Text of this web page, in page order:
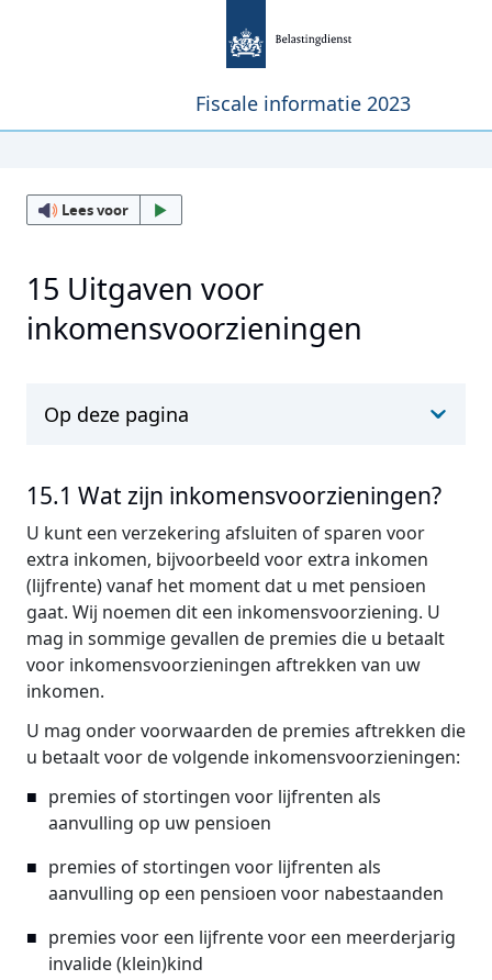
Fiscale informatie 2023
Lees voor
15 Uitgaven voor
inkomensvoorzieningen
Op deze pagina
15.1 Wat zijn inkomensvoorzieningen?
U kunt een verzekering afsluiten of sparen voor
extra inkomen, bijvoorbeeld voor extra inkomen
(lijfrente) vanaf het moment dat u met pensioen
gaat. Wij noemen dit een inkomensvoorziening. U
mag in sommige gevallen de premies die u betaalt
voor inkomensvoorzieningen aftrekken van uw
inkomen.
U mag onder voorwaarden de premies aftrekken die
u betaalt voor de volgende inkomensvoorzieningen:
premies of stortingen voor lijfrenten als
aanvulling op uw pensioen
premies of stortingen voor lijfrenten als
aanvulling op een pensioen voor nabestaanden
premies voor een lijfrente voor een meerderjarig
invalide (klein)kind